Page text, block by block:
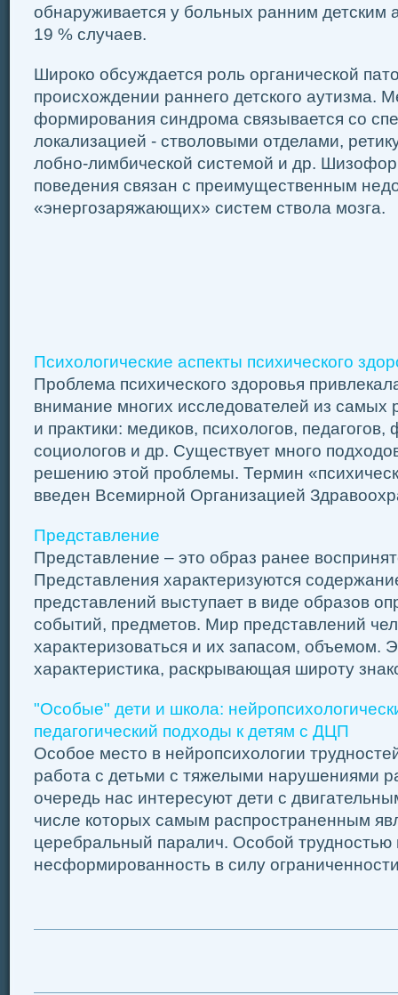
обнаруживается у больных ранним детским
19 % случаев.
Широко обсуждается роль органической
происхождении раннего детского аутизма.
формирования синдрома связывается со
локализацией - стволовыми отделами,
лобно-лимбической системой и др.
поведения связан с преимущественным
«энергозаряжающих» систем ствола мозга.
Психологические аспекты психического
Проблема психического здоровья
внимание многих исследователей из самых
и практики: медиков, психологов,
социологов и др. Существует много
решению этой проблемы. Термин
введен Всемирной Организацией
Представление
Представление – это образ ранее
Представления характеризуются
представлений выступает в виде образов
событий, предметов. Мир представлений
характеризоваться и их запасом, объемом.
характеристика, раскрывающая широту
"Особые" дети и школа:
педагогический подходы к детям с ДЦП
Особое место в нейропсихологии
работа с детьми с тяжелыми нарушениями
очередь нас интересуют дети с
числе которых самым распространенным
церебральный паралич. Особой трудностью
несформированность в силу